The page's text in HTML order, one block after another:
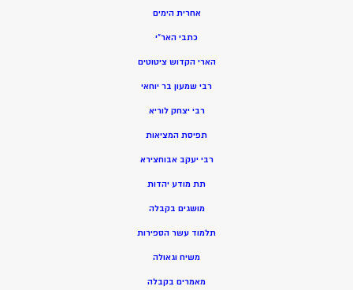
אחרית הימים
כתבי האר”י
הארי הקדוש ציטוטים
רבי שמעון בר יוחאי
רבי יצחק לוריא
תפיסת המציאות
רבי יעקב אבוחצירא
תת מודע יהדות
מושגים בקבלה
תלמוד עשר הספירות
משיח וגאולה
מאמרים בקבלה